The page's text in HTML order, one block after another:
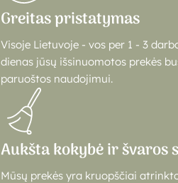
Greitas pristatymas
Visoje Lietuvoje - vos per 1 - 3
dienas jūsų išsinuomotos prekės
paruoštos naudojimui.
Aukšta kokybė ir švaros
Mūsų prekės yra kruopščiai